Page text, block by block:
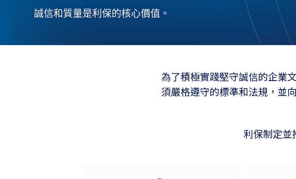
誠信和質量是利保的核心價值。
為了積極實踐堅守誠信的企業
須嚴格遵守的標準和法規，並
利保制定並